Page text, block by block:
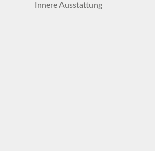
Innere Ausstattung